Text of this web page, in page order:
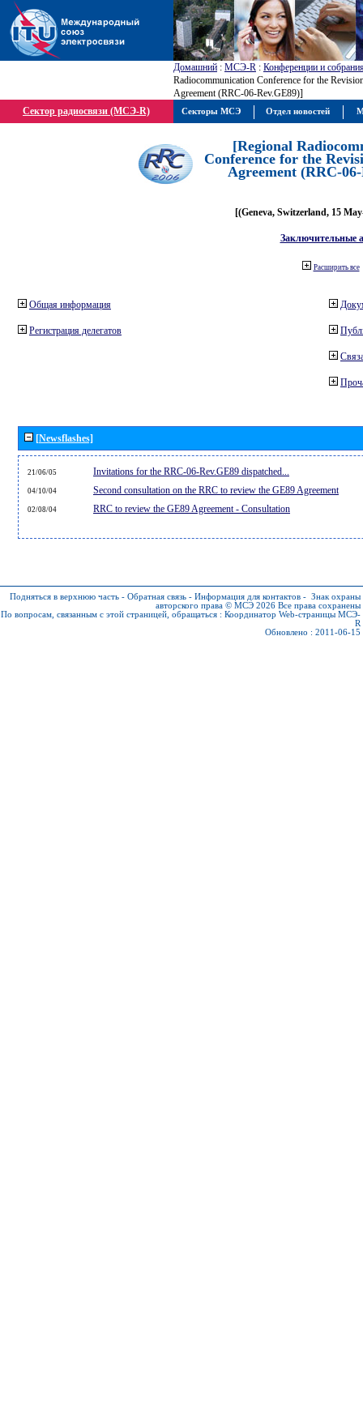
Домашний : МСЭ-R : Конференции и
Radiocommunication Conference for the
Agreement (RRC-06-Rev.GE89)]
Сектор радиосвязи (МСЭ-R)
[Regional
Conference for the
Agreement (RRC-
[(Geneva, Switzerland, 15
Заключительные
Расширить все
Общая информация
Регистрация делегатов
[Newsflashes]
21/06/05 Invitations for the RRC-06-Rev.GE89 dispatched...
04/10/04 Second consultation on the RRC to review the GE89 Agreement
02/08/04 RRC to review the GE89 Agreement - Consultation
Подняться в верхнюю часть - Обратная связь - Информация для контактов - Знак охраны
авторского права © МСЭ 2026 Все права сохранены
По вопросам, связанным с этой страницей, обращаться : Координатор Web-страницы МСЭ-
R
Обновлено : 2011-06-15
Секторы МСЭ Отдел новостей